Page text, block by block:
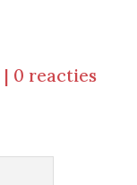
| 0 reacties